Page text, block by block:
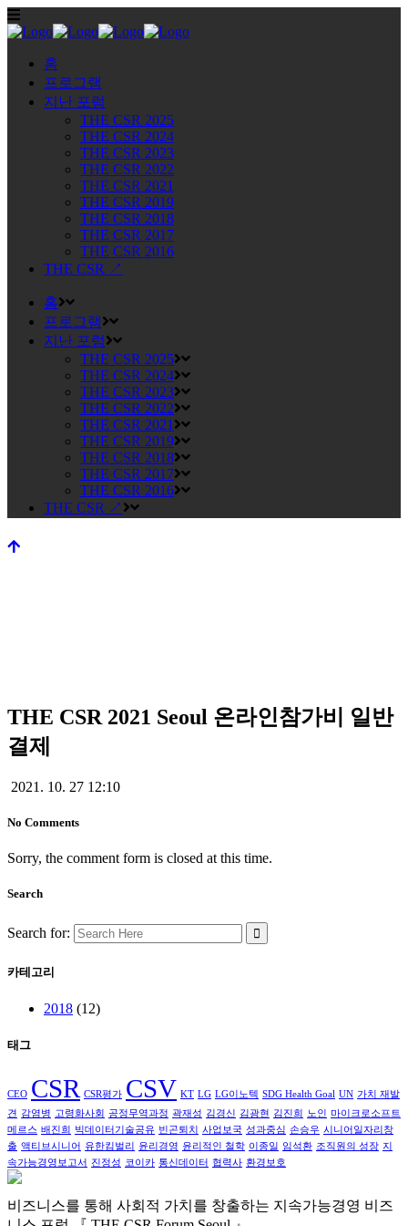
홈
프로그램
지난 포럼
THE CSR 2025
THE CSR 2024
THE CSR 2023
THE CSR 2022
THE CSR 2021
THE CSR 2019
THE CSR 2018
THE CSR 2017
THE CSR 2016
THE CSR ↗
홈
프로그램
지난 포럼
THE CSR 2025
THE CSR 2024
THE CSR 2023
THE CSR 2022
THE CSR 2021
THE CSR 2019
THE CSR 2018
THE CSR 2017
THE CSR 2016
THE CSR ↗
THE CSR 2021 Seoul 온라인참
가비 일반결제
THE CSR 2021 Seoul 온라인참가비 일반
결제
2021. 10. 27 12:10
No Comments
Sorry, the comment form is closed at this time.
Search
Search for:
카테고리
2018 (12)
태그
CEO CSR CSR평가 CSV KT LG LG이노텍 SDG Health Goal UN 가치 재발
견
감염병 고령화사회 공정무역과정 곽재성 김경신 김광현 김진희 노인
마이크로소프트
메르스 배진희 빅데이터기술공유 빈곤퇴치 사업보국 성과중심 손승우 시니어일자리창
출 액티브시니어 유한킴벌리 윤리경영 윤리적인 철학 이종일 임석환 조직원의 성장 지
속가능경영보고서
진정성 코이카 통신데이터 협력사 환경보호
비즈니스를 통해 사회적 가치를 창출하는 지속가능경영 비즈